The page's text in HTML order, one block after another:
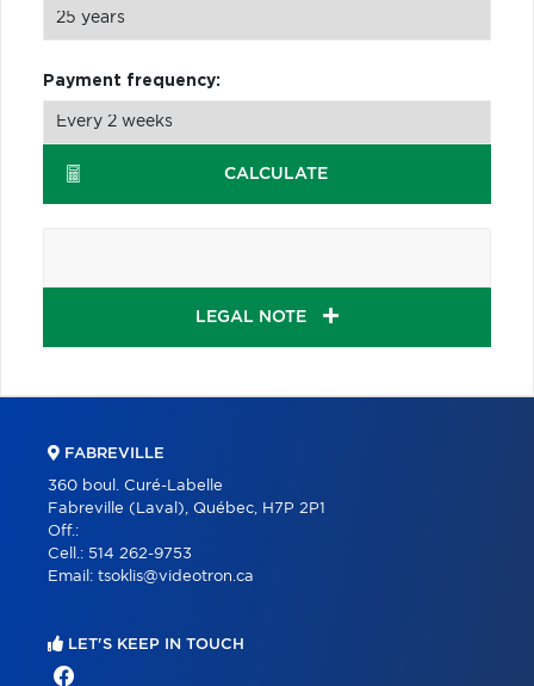
Payment frequency:
CALCULATE
LEGAL NOTE
FABREVILLE
360 boul. Curé-Labelle
Fabreville (Laval), Québec, H7P 2P1
Off.:
Cell.: 514 262-9753
Email: tsoklis@videotron.ca
LET'S KEEP IN TOUCH